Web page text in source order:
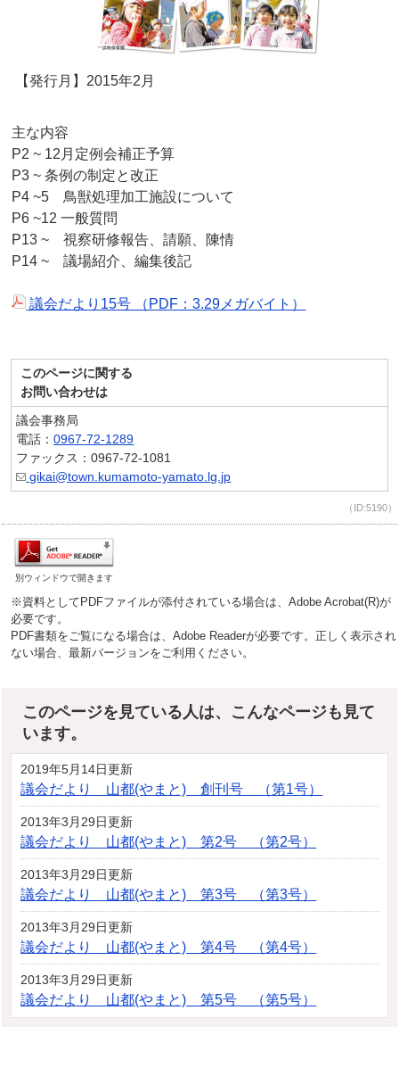
【発行月】2015年2月
主な内容
P2 ~ 12月定例会補正予算
P3 ~ 条例の制定と改正
P4 ~5 鳥獣処理加工施設について
P6 ~12 一般質問
P13 ~ 視察研修報告、請願、陳情
P14 ~ 議場紹介、編集後記
議会だより15号 （PDF：3.29メガバイト）
このページに関する
お問い合わせは
議会事務局
電話：0967-72-1289
ファックス：0967-72-1081
gikai@town.kumamoto-yamato.lg.jp
（ID:5190）
別ウィンドウで開きます
※資料としてPDFファイルが添付されている場合は、Adobe Acrobat(R)が
必要です。
PDF書類をご覧になる場合は、Adobe Readerが必要です。正しく表示され
ない場合、最新バージョンをご利用ください。
このページを見ている人は、こんなページも見て
います。
2019年5月14日更新
議会だより 山都(やまと) 創刊号 （第1号）
2013年3月29日更新
議会だより 山都(やまと) 第2号 （第2号）
2013年3月29日更新
議会だより 山都(やまと) 第3号 （第3号）
2013年3月29日更新
議会だより 山都(やまと) 第4号 （第4号）
2013年3月29日更新
議会だより 山都(やまと) 第5号 （第5号）